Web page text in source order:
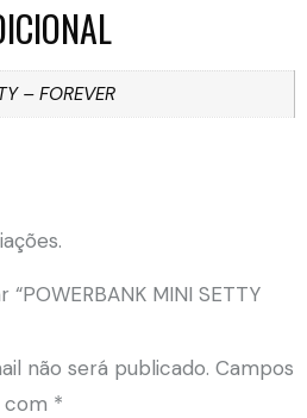
– FOREVER
MINI SETTY
não será publicado. Campos
com *